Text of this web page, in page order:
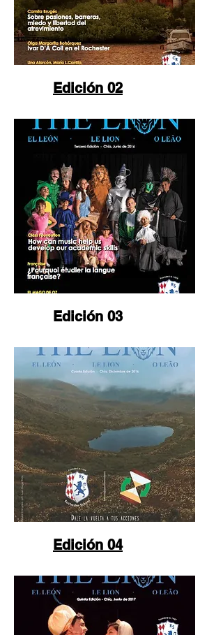
Edición 02
Edición 03
Edición 04